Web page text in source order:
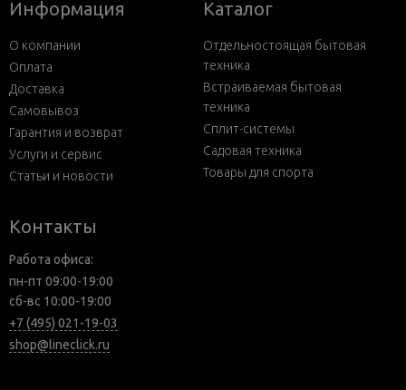
Информация
О компании
Оплата
Доставка
Самовывоз
Гарантия и возврат
Услуги и сервис
Статьи и новости
Каталог
Отдельностоящая бытовая
техника
Встраиваемая бытовая
техника
Сплит-системы
Садовая техника
Товары для спорта
Контакты
Работа офиса:
пн-пт 09:00-19:00
сб-вс 10:00-19:00
+7 (495) 021-19-03
shop@lineclick.ru